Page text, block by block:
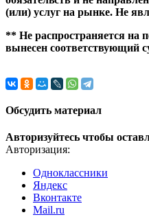
(или) услуг на рынке. Не
** Не распространяется на
вынесен соответствующий
Обсудить материал
Авторизуйтесь чтобы
Авторизация:
Одноклассники
Яндекс
Вконтакте
Mail.ru